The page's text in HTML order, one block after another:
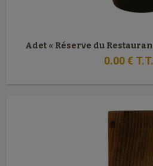
Adet « Réserve du
0.00€